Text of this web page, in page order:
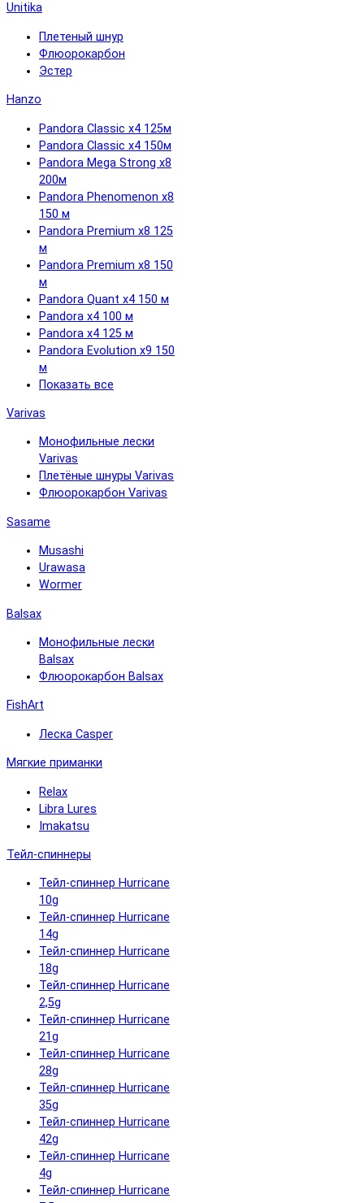
Unitika
Плетеный шнур
Флюорокарбон
Эстер
Hanzo
Pandora Classic x4 125м
Pandora Classic x4 150м
Pandora Mega Strong x8
200м
Pandora Phenomenon x8
150 м
Pandora Premium x8 125
м
Pandora Premium x8 150
м
Pandora Quant x4 150 м
Pandora x4 100 м
Pandora x4 125 м
Pandora Evolution x9 150
м
Показать все
Varivas
Монофильные лески
Varivas
Плетёные шнуры Varivas
Флюорокарбон Varivas
Sasame
Musashi
Urawasa
Wormer
Balsax
Монофильные лески
Balsax
Флюорокарбон Balsax
FishArt
Леска Casper
Мягкие приманки
Relax
Libra Lures
Imakatsu
Тейл-спиннеры
Тейл-спиннер Hurricane
10g
Тейл-спиннер Hurricane
14g
Тейл-спиннер Hurricane
18g
Тейл-спиннер Hurricane
2,5g
Тейл-спиннер Hurricane
21g
Тейл-спиннер Hurricane
28g
Тейл-спиннер Hurricane
35g
Тейл-спиннер Hurricane
42g
Тейл-спиннер Hurricane
4g
Тейл-спиннер Hurricane